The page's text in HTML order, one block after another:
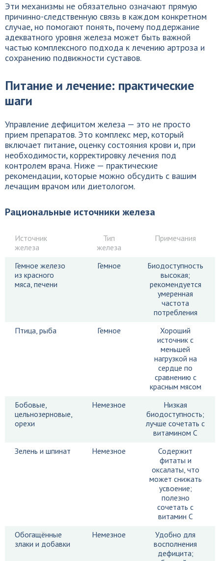
Эти механизмы не обязательно означают прямую
причинно-следственную связь в каждом конкретном
случае, но помогают понять, почему поддержание
адекватного уровня железа может быть важной
частью комплексного подхода к лечению артроза и
сохранению подвижности суставов.
Питание и лечение: практические
шаги
Управление дефицитом железа — это не просто
прием препаратов. Это комплекс мер, который
включает питание, оценку состояния крови и, при
необходимости, корректировку лечения под
контролем врача. Ниже — практические
рекомендации, которые можно обсудить с вашим
лечащим врачом или диетологом.
Рациональные источники железа
Источник
железа
Тип
железа
Примечания
Гемное железо
из красного
мяса, печени
Гемное
Биодоступность
высокая;
рекомендуется
умеренная
частота
потребления
Птица, рыба
Гемное
Хороший
источник с
меньшей
нагрузкой на
сердце по
сравнению с
красным мясом
Бобовые,
цельнозерновые,
орехи
Немезное
Низкая
биодоступность;
лучше сочетать с
витамином C
Зелень и шпинат
Немезное
Содержит
фитаты и
оксалаты, что
может снижать
усвоение;
полезно
сочетать с
витамин C
Обогащённые
злаки и добавки
Немезное
Удобно для
восполнения
дефицита;